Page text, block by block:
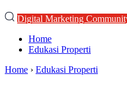
Digital Marketing
Home
Edukasi Properti
Home › Edukasi Properti